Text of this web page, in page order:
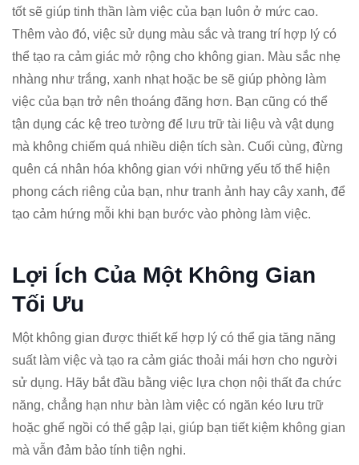
tốt sẽ giúp tinh thần làm việc của bạn luôn ở mức cao.
Thêm vào đó, việc sử dụng màu sắc và trang trí hợp lý có
thể tạo ra cảm giác mở rộng cho không gian. Màu sắc nhẹ
nhàng như trắng, xanh nhạt hoặc be sẽ giúp phòng làm
việc của bạn trở nên thoáng đãng hơn. Bạn cũng có thể
tận dụng các kệ treo tường để lưu trữ tài liệu và vật dụng
mà không chiếm quá nhiều diện tích sàn. Cuối cùng, đừng
quên cá nhân hóa không gian với những yếu tố thể hiện
phong cách riêng của bạn, như tranh ảnh hay cây xanh, để
tạo cảm hứng mỗi khi bạn bước vào phòng làm việc.
Lợi Ích Của Một Không Gian
Tối Ưu
Một không gian được thiết kế hợp lý có thể gia tăng năng
suất làm việc và tạo ra cảm giác thoải mái hơn cho người
sử dụng. Hãy bắt đầu bằng việc lựa chọn nội thất đa chức
năng, chẳng hạn như bàn làm việc có ngăn kéo lưu trữ
hoặc ghế ngồi có thể gập lại, giúp bạn tiết kiệm không gian
mà vẫn đảm bảo tính tiện nghi.